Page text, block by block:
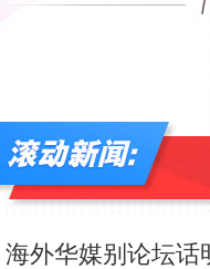
海外华媒别论坛话